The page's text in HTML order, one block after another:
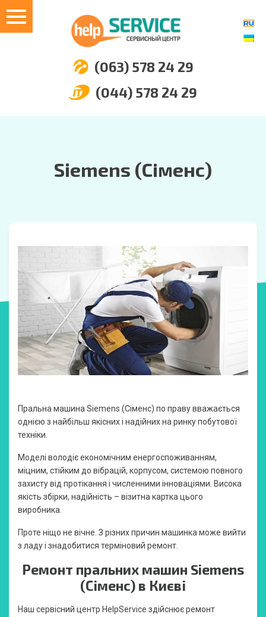
(063) 578 24 29
(044) 578 24 29
Siemens (Сіменс)
Пральна машина Siemens (Сіменс) по праву вважається
однією з найбільш якісних і надійних на ринку побутової
техніки.
Моделі володіє економічним енергоспоживанням,
міцним, стійким до вібрацій, корпусом, системою повного
захисту від протікання і численними інноваціями. Висока
якість збірки, надійність – візитна картка цього
виробника.
Проте ніщо не вічне. З різних причин машинка може вийти
з ладу і знадобитися терміновий ремонт.
Ремонт пральних машин Siemens
(Сіменс) в Києві
Наш сервісний центр HelpService здійснює ремонт